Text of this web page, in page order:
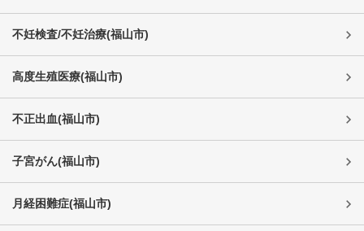
不妊検査/不妊治療(福山市)
高度生殖医療(福山市)
不正出血(福山市)
子宮がん(福山市)
月経困難症(福山市)